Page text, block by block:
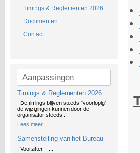
Timings & Reglementen 2026
Documenten
Contact
Aanpassingen
Timings & Reglementen 2026
De timings blijven steeds "voorlopig",
de wijzigingen kunnen door de
organisator steeds...
Lees meer ...
Samenstelling van het Bureau
Voorzitter ...